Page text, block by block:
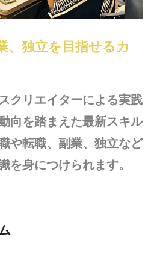
、独立を目指せるカ
クリエイターによる実践
向を踏まえた最新スキル
や転職、副業、独立など
を身につけられます。